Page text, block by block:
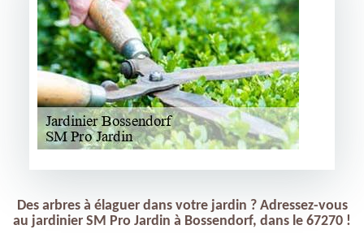
Des arbres à élaguer dans votre jardin ? Adressez-vous
au jardinier SM Pro Jardin à Bossendorf, dans le 67270 !